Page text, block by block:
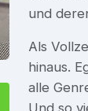
und
Als
hinaus.
alle
Und so